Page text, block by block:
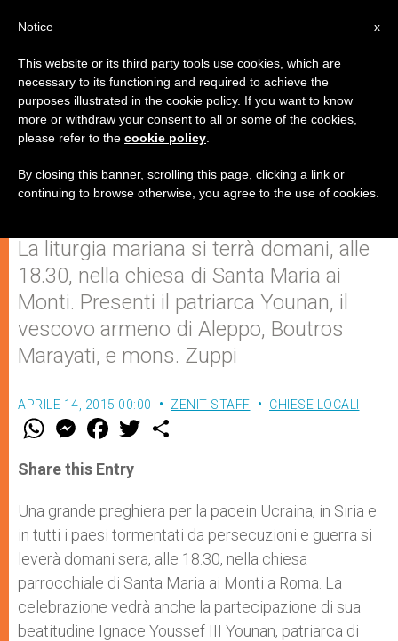
Veglia di Pace a Roma per tutti i
paesi tormentati da guerre e
persecuzioni
La liturgia mariana si terrà domani, alle
18.30, nella chiesa di Santa Maria ai
Monti. Presenti il patriarca Younan, il
vescovo armeno di Aleppo, Boutros
Marayati, e mons. Zuppi
APRILE 14, 2015 00:00 ZENIT STAFF CHIESE LOCALI
W
t
s
p
p
M
e
s
e
g
e
r
F
a
e
b
o
k
w
r
Share this Entry
Una grande preghiera per la pacein Ucraina, in Siria e
in tutti i paesi tormentati da persecuzioni e guerra si
leverà domani sera, alle 18.30, nella chiesa
parrocchiale di Santa Maria ai Monti a Roma. La
celebrazione vedrà anche la partecipazione di sua
beatitudine Ignace Youssef III Younan, patriarca di
x
Notice
This website or its third party tools use cookies, which are
necessary to its functioning and required to achieve the
purposes illustrated in the cookie policy. If you want to know
more or withdraw your consent to all or some of the cookies,
please refer to the cookie policy
By closing this banner, scrolling this page, clicking a link or
continuing to browse otherwise, you agree to the use of cookies.